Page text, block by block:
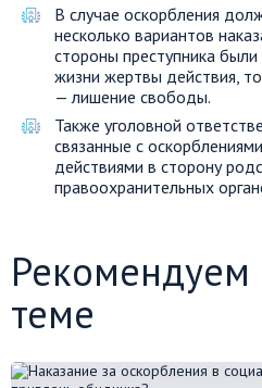
В случае оскорбления
несколько вариантов
стороны преступника
жизни жертвы действия,
— лишение свободы.
Также уголовной
связанные с
действиями в сторону
правоохранительных
Рекомендуем
теме